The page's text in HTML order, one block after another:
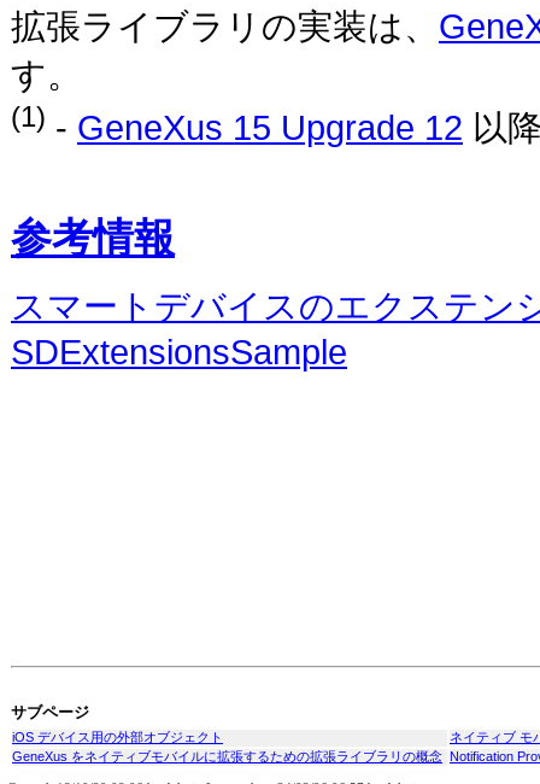
拡張ライブラリの実装は、
す。
(1) - GeneXus 15 Upgrade 12 以
参考情報
スマートデバイスのエクステン
SDExtensionsSample
サブページ
iOS デバイス用の外部オブジェクト
ネイティブ モ
GeneXus をネイティブモバイルに拡張するための拡張ライブラリの概念 Notification